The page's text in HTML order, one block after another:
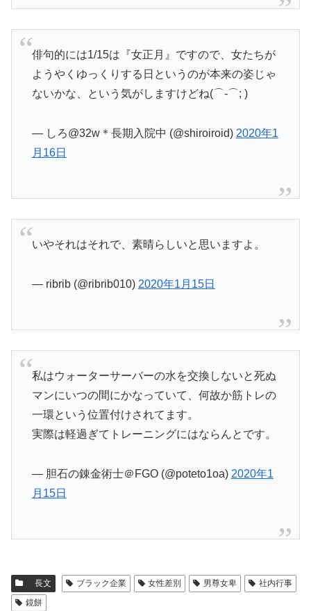
俳句的には1/15は『女正月』ですので、女たちが
ようやくゆっくりする日というのが本来の姿じゃ
ないかな、という気がしますけどね(⌒-⌒; )
— しろ@32w＊長期入院中 (@shiroiroid) 2020年1
月16日
いやそれはそれで、素晴らしいと思いますよ。
— ribrib (@ribrib010) 2020年1月15日
私はウォーターサーバーの水を交換しないと死ぬ
マンにいつの間にかなっていて、何故か筋トレの
一環という位置付けされてます。
実際は軽過ぎてトレーニングにはならんとです。
— 胆石の錬金術士＠FGO (@poteto1oa) 2020年1
月15日
長文 ブラック企業 女性差別 男尊女卑
社内行事
鏡餅